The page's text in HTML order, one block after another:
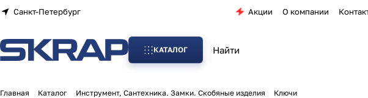
Санкт-Петербург Акции О компании
КАТАЛОГ
Главная Каталог Инструмент, Сантехника. Замки. Скобяные изделия Ключи